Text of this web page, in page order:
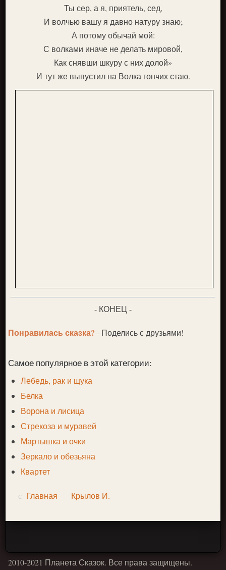
Ты сер, а я, приятель, сед,
И волчью вашу я давно натуру знаю;
А потому обычай мой:
С волками иначе не делать мировой,
Как снявши шкуру с них долой»
И тут же выпустил на Волка гончих стаю.
- КОНЕЦ -
Понравилась сказка?- Поделись с друзьями!
Самое популярное в этой категории:
Лебедь, рак и щука
Белка
Ворона и лисица
Стрекоза и муравей
Мартышка и очки
Зеркало и обезьяна
Квартет
Главная Крылов И.
2010-2021 Планета Сказок. Все права защищены.